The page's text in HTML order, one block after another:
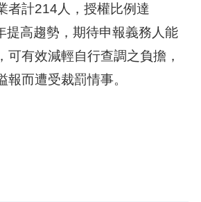
者計214人，授權比例達
提高趨勢，期待申報義務人能
可有效減輕自行查調之負擔，
報而遭受裁罰情事。